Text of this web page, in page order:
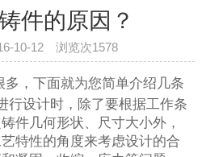
件的原因？
10-12 浏览次1578
多，下面就为您简单介绍几条
行设计时，除了要根据工作条
件几何形状、尺寸大小外，
特性的角度来考虑设计的合